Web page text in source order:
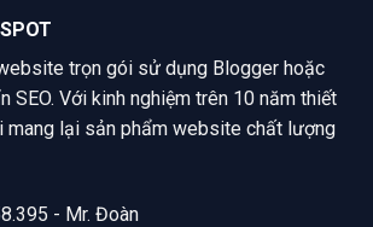
trọn gói sử dụng Blogger hoặc
SEO. Với kinh nghiệm trên 10 năm thiết
mang lại sản phẩm website chất lượng
- Mr. Đoàn